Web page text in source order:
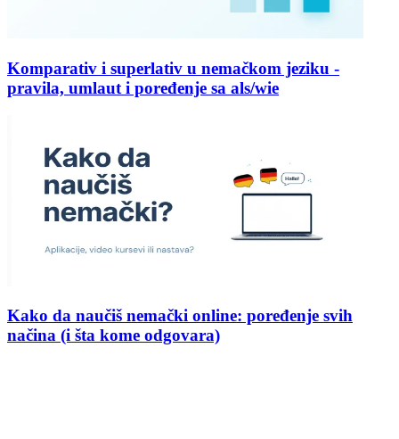
Komparativ i superlativ u nemačkom jeziku -
pravila, umlaut i poređenje sa als/wie
Kako da naučiš nemački online: poređenje svih
načina (i šta kome odgovara)